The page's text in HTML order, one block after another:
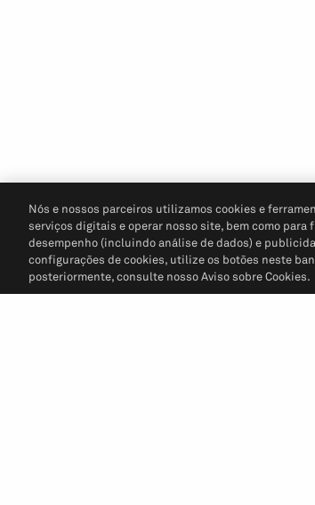
Nós e nossos parceiros utilizamos cookies e
serviços digitais e operar nosso site, bem como
desempenho (incluindo análise de dados) e
configurações de cookies, utilize os botões neste
posteriormente, consulte nosso Aviso sobre Cookies.